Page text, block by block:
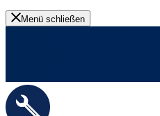
Menü schließen